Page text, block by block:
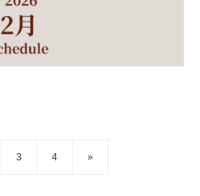
3 4 »